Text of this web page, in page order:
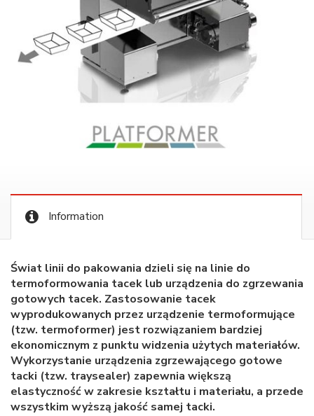
Information
Świat linii do pakowania dzieli się na linie do
termoformowania tacek lub urządzenia do zgrzewania
gotowych tacek. Zastosowanie tacek
wyprodukowanych przez urządzenie termoformujące
(tzw. termoformer) jest rozwiązaniem bardziej
ekonomicznym z punktu widzenia użytych materiałów.
Wykorzystanie urządzenia zgrzewającego gotowe
tacki (tzw. traysealer) zapewnia większą
elastyczność w zakresie kształtu i materiału, a przede
wszystkim wyższą jakość samej tacki.